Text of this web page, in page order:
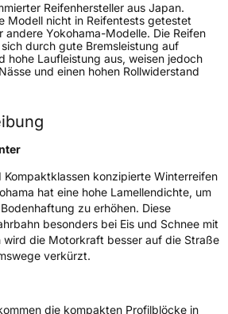
B
Reifenhersteller aus Japan.
Modell nicht in Reifentests getestet
Yokohama-Modelle. Die Reifen
durch gute Bremsleistung auf
hohe Laufleistung aus, weisen jedoch
und einen hohen Rollwiderstand
Kompaktklassen konzipierte Winterreifen
hat eine hohe Lamellendichte, um
zu erhöhen. Diese
besonders bei Eis und Schnee mit
wird die Motorkraft besser auf die Straße
verkürzt.
die kompakten Profilblöcke in